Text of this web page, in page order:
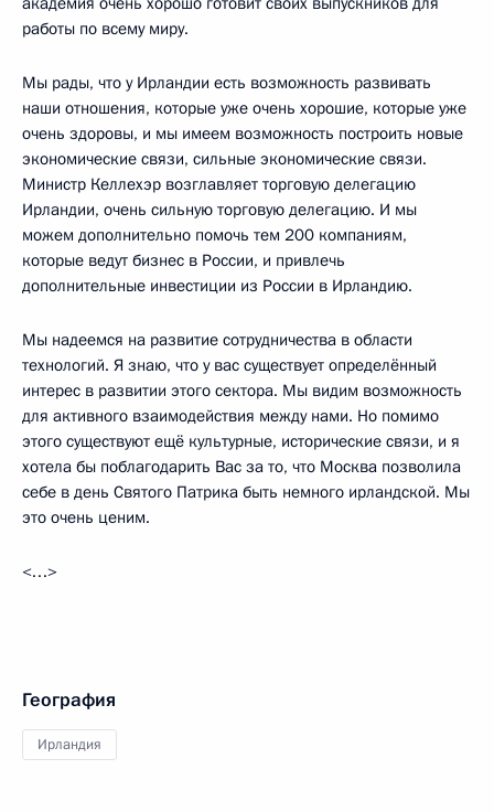
работы по всему миру.
Мы рады, что у Ирландии есть возможность развивать
наши отношения, которые уже очень хорошие, которые уже
очень здоровы, и мы имеем возможность построить новые
экономические связи, сильные экономические связи.
Министр Келлехэр возглавляет торговую делегацию
Ирландии, очень сильную торговую делегацию. И мы
можем дополнительно помочь тем 200 компаниям,
которые ведут бизнес в России, и привлечь
дополнительные инвестиции из России в Ирландию.
Мы надеемся на развитие сотрудничества в области
технологий. Я знаю, что у вас существует определённый
интерес в развитии этого сектора. Мы видим возможность
для активного взаимодействия между нами. Но помимо
этого существуют ещё культурные, исторические связи, и я
хотела бы поблагодарить Вас за то, что Москва позволила
себе в день Святого Патрика быть немного ирландской. Мы
это очень ценим.
<…>
География
Ирландия